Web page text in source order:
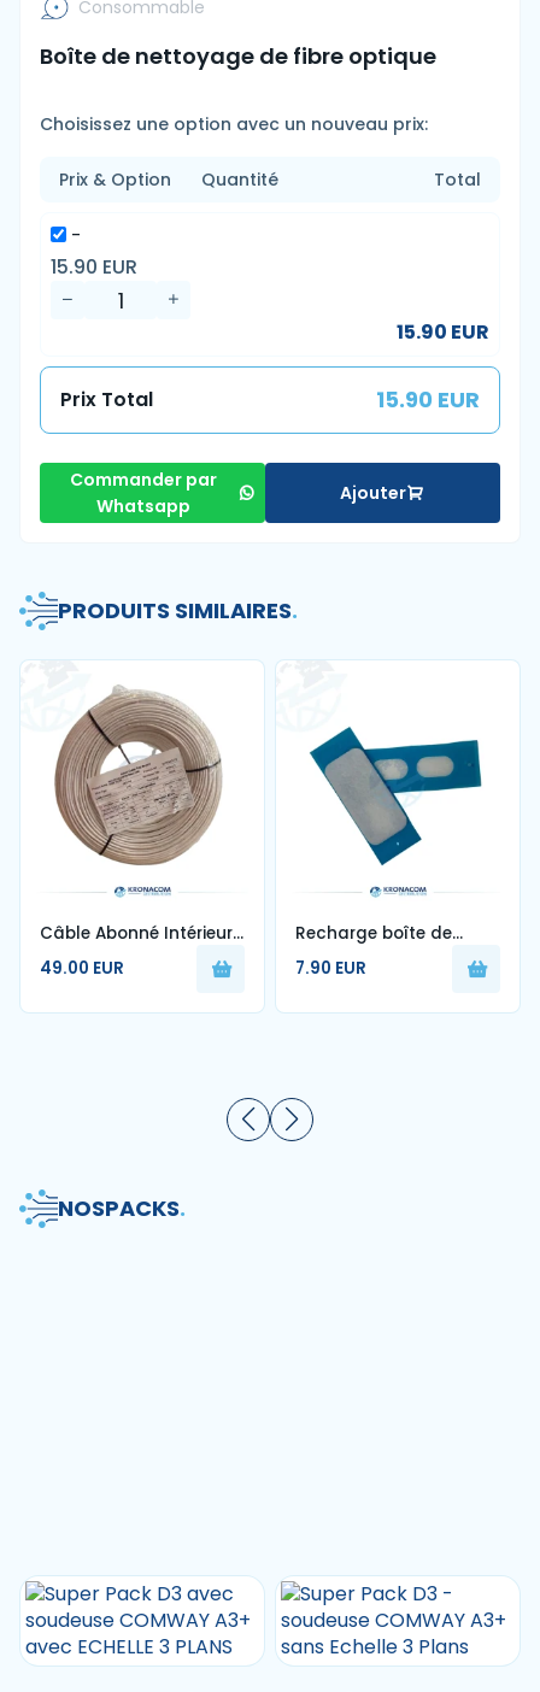
Consommable
Boîte de nettoyage de fibre optique
Choisissez une option avec un nouveau prix:
Prix & Option Quantité Total
-
15.90 EUR
15.90 EUR
Prix Total 15.90 EUR
Commander par
Whatsapp
Ajouter
PRODUITS SIMILAIRES.
Câble Abonné Intérieur
1FO Blanc G657A2 250m
49.00 EUR
Recharge boîte de
nettoyage de fibre
optique
7.90 EUR
NOSPACKS.